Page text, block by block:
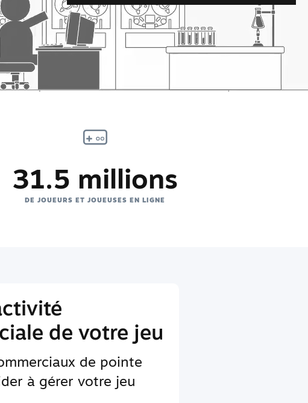
31.5 millions
DE JOUEURS ET JOUEUSES EN LIGNE
de votre jeu
de pointe
à gérer votre jeu